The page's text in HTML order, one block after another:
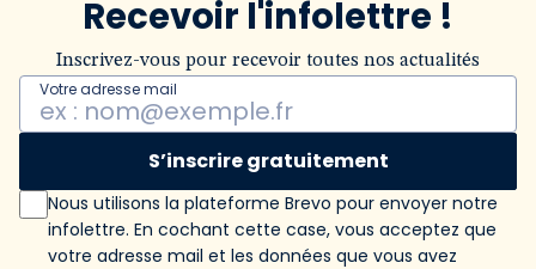
Recevoir l'infolettre !
Inscrivez-vous pour recevoir toutes nos actualités
Votre adresse mail
S’inscrire gratuitement
Nous utilisons la plateforme Brevo pour envoyer notre
infolettre. En cochant cette case, vous acceptez que
votre adresse mail et les données que vous avez